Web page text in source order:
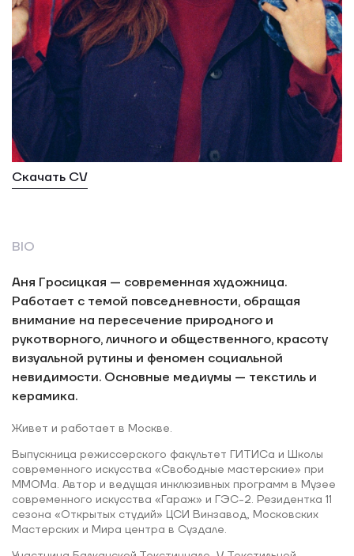
Скачать CV
BIO
Аня Гросицкая — современная художница.
Работает с темой повседневности, обращая
внимание на пересечение природного и
рукотворного, личного и общественного, красоту
визуальной рутины и феномен социальной
невидимости. Основные медиумы — текстиль и
керамика.
Живет и работает в Москве.
Выпускница режиссерского факультет ГИТИСа и Школы
современного искусства «Свободные мастерские» при
ММОМа. Автор и ведущая инклюзивных программ в Музее
современного искусства «Гараж» и ГЭС-2. Резидентка 11
сезона «Открытых студий» ЦСИ Винзавод, Московских
Мастерских и Мира центра в Суздале.